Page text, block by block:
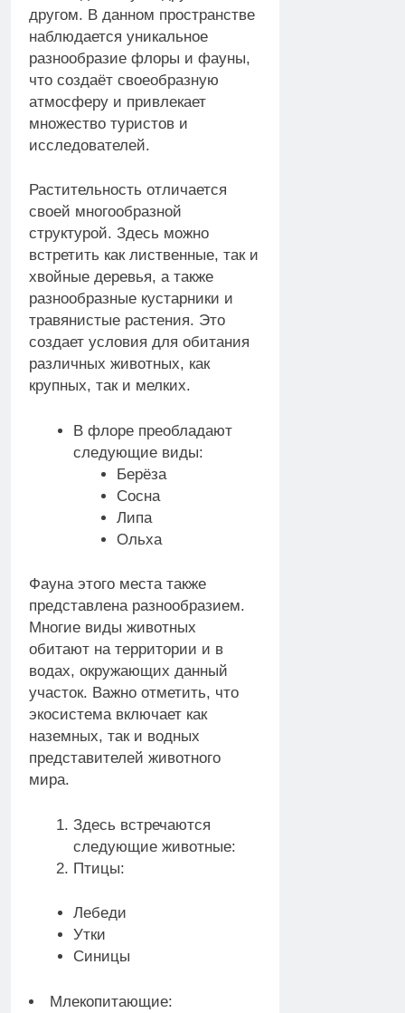
другом. В данном пространстве
наблюдается уникальное
разнообразие флоры и фауны,
что создаёт своеобразную
атмосферу и привлекает
множество туристов и
исследователей.
Растительность отличается
своей многообразной
структурой. Здесь можно
встретить как лиственные, так и
хвойные деревья, а также
разнообразные кустарники и
травянистые растения. Это
создает условия для обитания
различных животных, как
крупных, так и мелких.
В флоре преобладают
следующие виды:
Берёза
Сосна
Липа
Ольха
Фауна этого места также
представлена разнообразием.
Многие виды животных
обитают на территории и в
водах, окружающих данный
участок. Важно отметить, что
экосистема включает как
наземных, так и водных
представителей животного
мира.
Здесь встречаются
следующие животные:
Птицы:
Лебеди
Утки
Синицы
Млекопитающие: